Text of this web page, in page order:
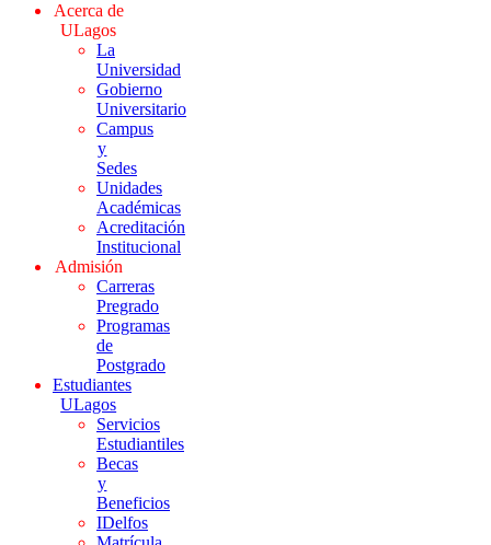
Acerca de
ULagos
La
Universidad
Gobierno
Universitario
Campus
y
Sedes
Unidades
Académicas
Acreditación
Institucional
Admisión
Carreras
Pregrado
Programas
de
Postgrado
Estudiantes
ULagos
Servicios
Estudiantiles
Becas
y
Beneficios
IDelfos